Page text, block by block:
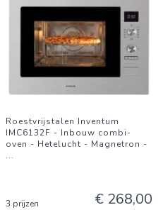
Roestvrijstalen Inventum
IMC6132F - Inbouw combi-
oven - Hetelucht - Magnetron -
...
3 prijzen € 268,00